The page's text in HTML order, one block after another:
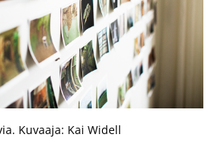
Kuvaaja: Kai Widell